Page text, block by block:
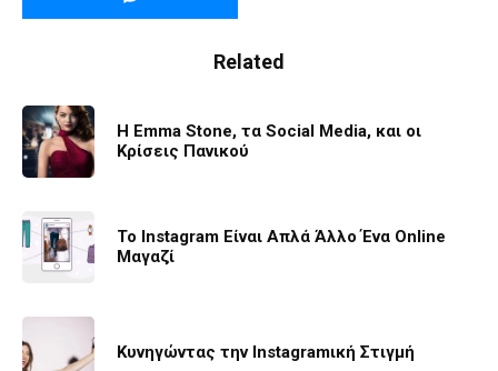
Related
Η Emma Stone, τα Social Media, και οι
Κρίσεις Πανικού
To Instagram Είναι Απλά Άλλο Ένα Online
Μαγαζί
Κυνηγώντας την Instagramική Στιγμή